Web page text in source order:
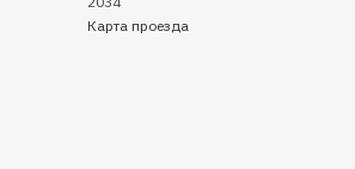
Карта проезда